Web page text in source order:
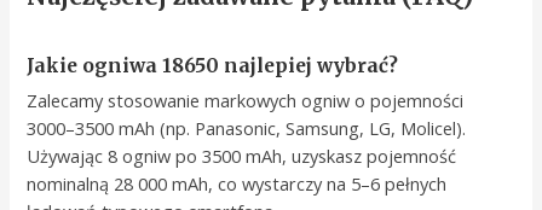
Jakie ogniwa 18650 najlepiej wybrać?
Zalecamy stosowanie markowych ogniw o pojemności
3000–3500 mAh (np. Panasonic, Samsung, LG, Molicel).
Używając 8 ogniw po 3500 mAh, uzyskasz pojemność
nominalną 28 000 mAh, co wystarczy na 5–6 pełnych